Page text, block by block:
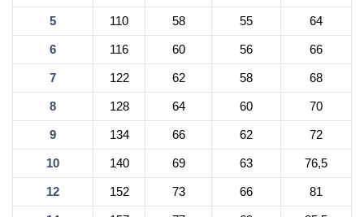
5 110 58 55 64
6 116 60 56 66
7 122 62 58 68
8 128 64 60 70
9 134 66 62 72
10 140 69 63 76,5
12 152 73 66 81